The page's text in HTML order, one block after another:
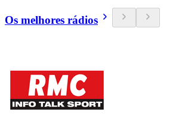
Os melhores rádios